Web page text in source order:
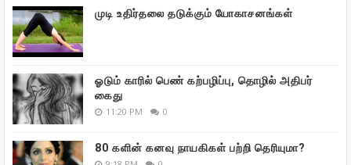
முடி உதிர்தலை தடுக்கும் யோகாசனங்கள்
ஓடும் காரில் பெண் கற்பழிப்பு, தொழில் அதிபர்
கைது
11:20 PM 0
80 களின் கனவு நாயகிகள் பற்றி தெரியுமா?